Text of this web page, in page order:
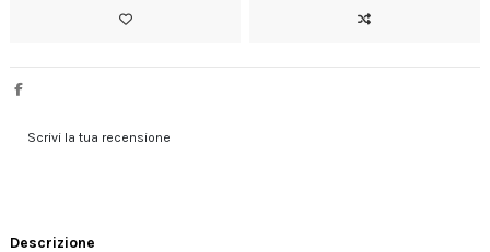
Scrivi la tua recensione
Descrizione